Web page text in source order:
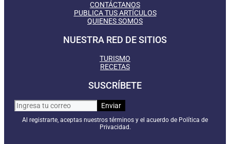
CONTÁCTANOS
PUBLICA TUS ARTÍCULOS
QUIENES SOMOS
NUESTRA RED DE SITIOS
TURISMO
RECETAS
SUSCRÍBETE
Al registrarte, aceptas nuestros términos y el acuerdo de Política de
Privacidad.